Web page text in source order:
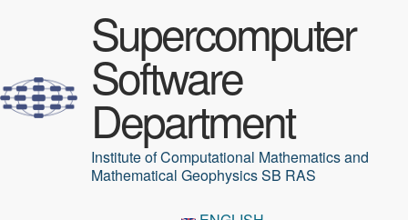
Supercomputer
Software
Department
Institute of Computational Mathematics and
Mathematical Geophysics SB RAS